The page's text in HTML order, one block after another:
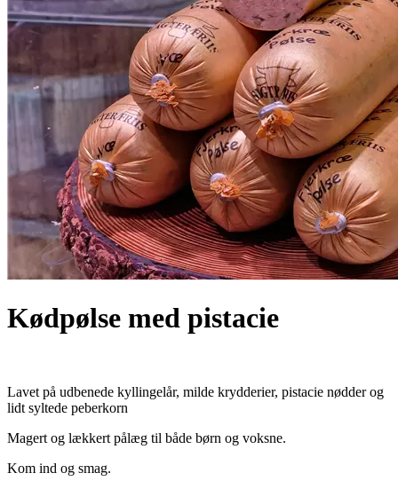
Kødpølse med pistacie
Lavet på udbenede kyllingelår, milde krydderier, pistacie nødder og
lidt syltede peberkorn
Magert og lækkert pålæg til både børn og voksne.
Kom ind og smag.